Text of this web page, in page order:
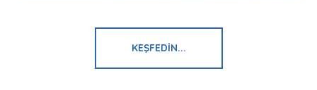
KEŞFEDIN...